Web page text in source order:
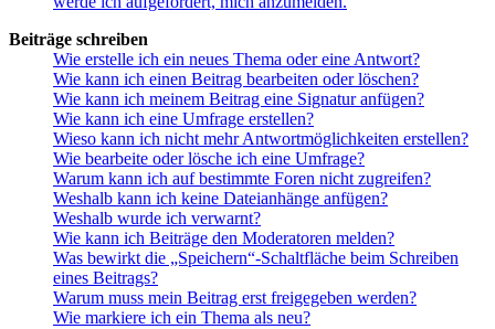
Beiträge schreiben
Wie erstelle ich ein neues Thema oder eine Antwort?
Wie kann ich einen Beitrag bearbeiten oder löschen?
Wie kann ich meinem Beitrag eine Signatur anfügen?
Wie kann ich eine Umfrage erstellen?
Wieso kann ich nicht mehr Antwortmöglichkeiten erstellen?
Wie bearbeite oder lösche ich eine Umfrage?
Warum kann ich auf bestimmte Foren nicht zugreifen?
Weshalb kann ich keine Dateianhänge anfügen?
Weshalb wurde ich verwarnt?
Wie kann ich Beiträge den Moderatoren melden?
Was bewirkt die „Speichern“-Schaltfläche beim Schreiben
eines Beitrags?
Warum muss mein Beitrag erst freigegeben werden?
Wie markiere ich ein Thema als neu?